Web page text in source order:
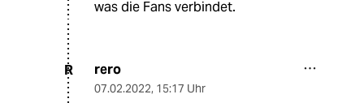
was die Fans verbindet.
R rero
07.02.2022, 15:17 Uhr